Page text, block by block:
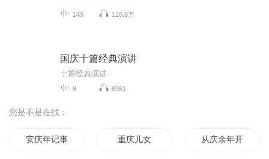
149 126.8万
国庆十篇经典演讲
十篇经典演讲
8 8361
您是不是在找：
安庆年记事 重庆儿女 从庆余年开始打卡